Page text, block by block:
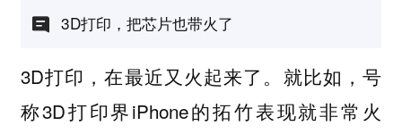
3D打印，把芯片也带火了
3D打印，在最近又火起来了。就比如，号
称3D打印界iPhone的拓竹表现就非常火